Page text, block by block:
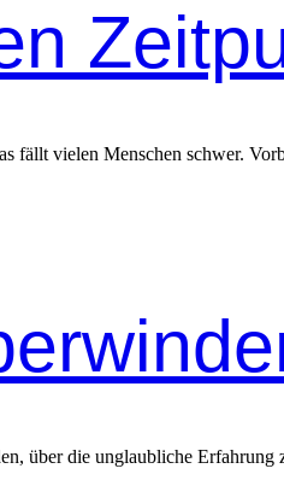
fällt vielen Menschen schwer.
über die unglaubliche